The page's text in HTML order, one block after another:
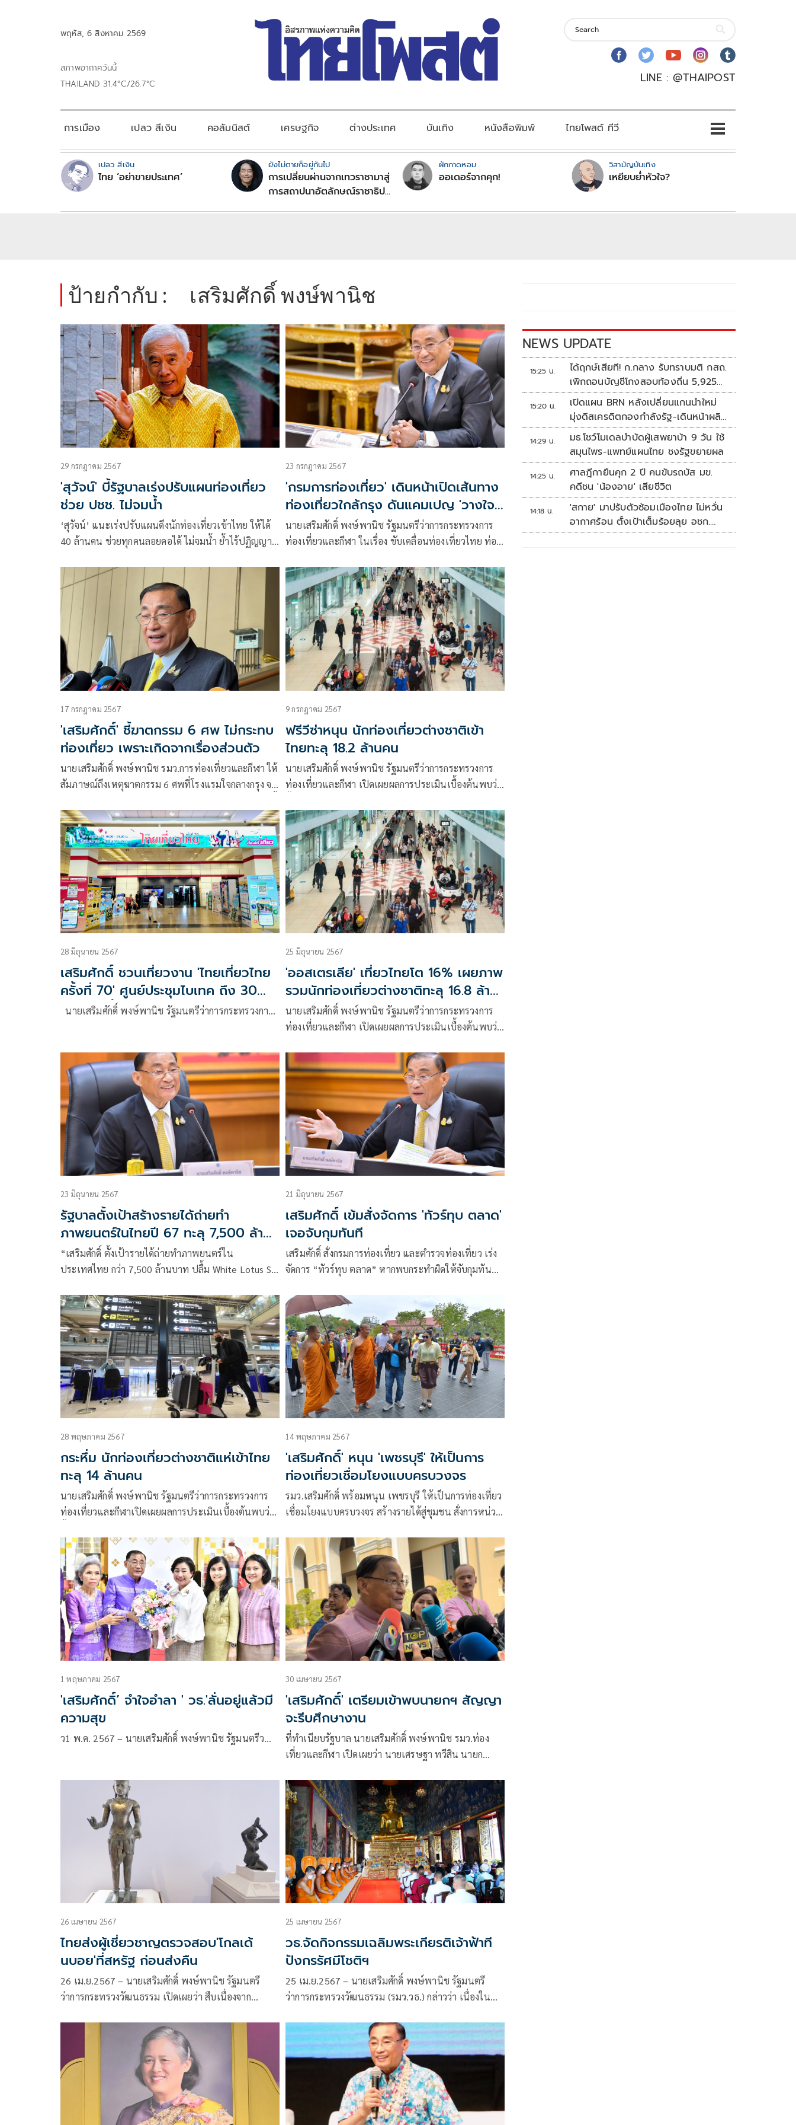
พฤหัส, 6 สิงหาคม 2569
สภาพอากาศวันนี้
THAILAND 31.4°C/26.7°C
LINE : @THAIPOST
การเมือง เปลว สีเงิน คอลัมนิสต์ เศรษฐกิจ ต่างประเทศ บันเทิง หนังสือพิมพ์ ไทยโพสต์ ทีวี
เปลว สีเงิน
ไทย ‘อย่าขายประเทศ’
ยังไม่ตายก็อยู่กันไป
การเปลี่ยนผ่านจากเทวราชามาสู่
การสถาปนาอัตลักษณ์ราชาธิป
ผักกาดหอม
ออเดอร์จากคุก!
วิสามัญบันเทิง
เหยียบย่ำหัวใจ?
ป้ายกำกับ : เสริมศักดิ์ พงษ์พานิช
29 กรกฎาคม 2567
'สุวัจน์' บี้รัฐบาลเร่งปรับแผนท่องเที่ยว
ช่วย ปชช. ไม่จมน้ำ
‘สุวัจน์’ แนะเร่งปรับแผนดึงนักท่องเที่ยวเข้าไทย ให้ได้
40 ล้านคน ช่วยทุกคนลอยคอได้ ไม่จมน้ำ ย้ำไร้ปฏิญญา
รัฐบาลยังดี
23 กรกฎาคม 2567
'กรมการท่องเที่ยว' เดินหน้าเปิดเส้นทาง
ท่องเที่ยวใกล้กรุง ดันแคมเปญ 'วางใจ
ไปกับช้างชูงวง'
นายเสริมศักดิ์ พงษ์พานิช รัฐมนตรีว่าการกระทรวงการ
ท่องเที่ยวและกีฬา ในเรื่อง ขับเคลื่อนท่องเที่ยวไทย ท่อง
เที่ยวมาตรฐานการท่องเที่ยวไทย
17 กรกฎาคม 2567
'เสริมศักดิ์' ชี้ฆาตกรรม 6 ศพ ไม่กระทบ
ท่องเที่ยว เพราะเกิดจากเรื่องส่วนตัว
นายเสริมศักดิ์ พงษ์พานิช รมว.การท่องเที่ยวและกีฬา ให้
สัมภาษณ์ถึงเหตุฆาตกรรม 6 ศพที่โรงแรมใจกลางกรุง จะ
ตนได้รับมอบหมายจากนายกรัฐมนตรีให้ติดตามและ
อำนวยความสะดวกทุกส่วนที่เกี่ยวข้อ
9 กรกฎาคม 2567
ฟรีวีซ่าหนุน นักท่องเที่ยวต่างชาติเข้า
ไทยทะลุ 18.2 ล้านคน
นายเสริมศักดิ์ พงษ์พานิช รัฐมนตรีว่าการกระทรวงการ
ท่องเที่ยวและกีฬา เปิดเผยผลการประเมินเบื้องต้นพบว่า
ชาติเดินทางเข้ามาแตะระดับ 18 ล้านคน และในสัปดาห์
ที่ผ่านมาจากการฟื้นตัวจากนักท่องเที่ยวกลุ่มตลาดระยะ
ใกล้ (Short haul) ที่เดินทางเข้ามา 522,295 คน หรือ
เพิ่มขึ้น ร้อยละ 4.55 จากสัปดาห์ที่ผ่านมา จากการเข้ามา
ท่องเที่ยวตามรอย MV เพลงRockstar ของลิซ่า ของนัก
ท่องเที่ยวชาวจีน
28 มิถุนายน 2567
เสริมศักดิ์ ชวนเที่ยวงาน 'ไทยเที่ยวไทย
ครั้งที่ 70' ศูนย์ประชุมไบเทค ถึง 30
มิถุนายนนี้
นายเสริมศักดิ์ พงษ์พานิช รัฐมนตรีว่าการกระทรวงกา…
25 มิถุนายน 2567
'ออสเตรเลีย' เที่ยวไทยโต 16% เผยภาพ
รวมนักท่องเที่ยวต่างชาติทะลุ 16.8 ล้าน
คน
นายเสริมศักดิ์ พงษ์พานิช รัฐมนตรีว่าการกระทรวงการ
ท่องเที่ยวและกีฬา เปิดเผยผลการประเมินเบื้องต้นพบว่า
(Long haul) กลับมาฟื้นตัวเพิ่มขึ้นร้อยละ 2.05 จาก
สัปดาห์ก่อนหน้า โดยเฉพาะนักท่องเที่ยวชาวออสเตรเลีย
23 มิถุนายน 2567
รัฐบาลตั้งเป้าสร้างรายได้ถ่ายทำ
ภาพยนตร์ในไทยปี 67 ทะลุ 7,500 ล้าน
บาท
“เสริมศักดิ์ ตั้งเป้ารายได้ถ่ายทำภาพยนตร์ใน
ประเทศไทย กว่า 7,500 ล้านบาท ปลื้ม White Lotus S3
21 มิถุนายน 2567
เสริมศักดิ์ เข้มสั่งจัดการ 'ทัวร์ทุบ ตลาด'
เจอจับกุมทันที
เสริมศักดิ์ สั่งกรมการท่องเที่ยว และตำรวจท่องเที่ยว เร่ง
จัดการ “ทัวร์ทุบ ตลาด” หากพบกระทำผิดให้จับกุมทันที
28 พฤษภาคม 2567
กระหึ่ม นักท่องเที่ยวต่างชาติแห่เข้าไทย
ทะลุ 14 ล้านคน
นายเสริมศักดิ์ พงษ์พานิช รัฐมนตรีว่าการกระทรวงการ
ท่องเที่ยวและกีฬาเปิดเผยผลการประเมินเบื้องต้นพบว่า
ชาติเดินทางเข้ามาแตะระดับ 14 ล้านคน และในสัปดาห์
ที่ผ่านมาจากการมีวันหยุดในวันวิสาขบูชา (Wesak day)
ในหลายประเทศ
14 พฤษภาคม 2567
'เสริมศักดิ์' หนุน 'เพชรบุรี' ให้เป็นการ
ท่องเที่ยวเชื่อมโยงแบบครบวงจร
รมว.เสริมศักดิ์ พร้อมหนุน เพชรบุรี ให้เป็นการท่องเที่ยว
เชื่อมโยงแบบครบวงจร สร้างรายได้สู่ชุมชน สั่งการหน่วย
1 พฤษภาคม 2567
'เสริมศักดิ์’ จำใจอำลา ' วธ.'ลั่นอยู่แล้วมี
ความสุข
ว1 พ.ค. 2567 – นายเสริมศักดิ์ พงษ์พานิช รัฐมนตรีว…
30 เมษายน 2567
'เสริมศักดิ์' เตรียมเข้าพบนายกฯ สัญญา
จะรีบศึกษางาน
ที่ทำเนียบรัฐบาล นายเสริมศักดิ์ พงษ์พานิช รมว.ท่อง
เที่ยวและกีฬา เปิดเผยว่า นายเศรษฐา ทวีสิน นายก
26 เมษายน 2567
ไทยส่งผู้เชี่ยวชาญตรวจสอบ'โกลเด้
นบอย'ที่สหรัฐ ก่อนส่งคืน
26 เม.ย.2567 – นายเสริมศักดิ์ พงษ์พานิช รัฐมนตรี
ว่าการกระทรวงวัฒนธรรม เปิดเผยว่า สืบเนื่องจาก
MET) สหรัฐอเมริกา แจ้งความประสงค์ส่งคืนโบราณวัตถุ
ประติมากรรมสำริด 2 รายการ ซึ่งมีหลักฐานว่าถูกนำออก
จากประเทศไทยโดยผิดกฎหมาย
25 เมษายน 2567
วธ.จัดกิจกรรมเฉลิมพระเกียรติเจ้าฟ้าที
ปังกรรัศมีโชติฯ
25 เม.ย.2567 – นายเสริมศักดิ์ พงษ์พานิช รัฐมนตรี
ว่าการกระทรวงวัฒนธรรม (รมว.วธ.) กล่าวว่า เนื่องใน
ปังกรรัศมีโชติ มหาวชิโรตตมางกูร สิริวิบูลยราชกุมาร 29
เมษายน นับเป็นโอกาสอันดียิ่งที่พสกนิกรชาวไทยทุกหมู่
เหล่าจะได้แสดงออกถึงความจงรักภักดีต่อสถาบันพระมห
NEWS UPDATE
15:25 น.
ได้ฤกษ์เสียที! ก.กลาง รับทราบมติ กสถ.
เพิกถอนบัญชีโกงสอบท้องถิ่น 5,925
ราย
15:20 น.
เปิดแผน BRN หลังเปลี่ยนแกนนำใหม่
มุ่งดิสเครดิตกองกำลังรัฐ-เดินหน้าผลิต
แนวร่วม
14:29 น.
มธ.โชว์โมเดลบำบัดผู้เสพยาบ้า 9 วัน ใช้
สมุนไพร-แพทย์แผนไทย ชงรัฐขยายผล
14:25 น.
ศาลฎีกายืนคุก 2 ปี คนขับรถบัส มข.
คดีชน 'น้องอาย' เสียชีวิต
14:18 น.
'สกาย' มาปรับตัวซ้อมเมืองไทย ไม่หวั่น
อากาศร้อน ตั้งเป้าเต็มร้อยลุย อชก.
2026